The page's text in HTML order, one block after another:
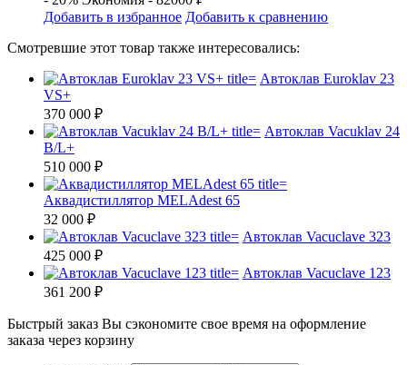
Добавить в избранное Добавить к сравнению
Смотревшие этот товар также интересовались:
Автоклав Euroklav 23
VS+
370 000 ₽
Автоклав Vacuklav 24
B/L+
510 000 ₽
Аквадистиллятор MELAdest 65
32 000 ₽
Автоклав Vacuclave 323
425 000 ₽
Автоклав Vacuclave 123
361 200 ₽
Быстрый заказ Вы сэкономите свое время на оформление
заказа через корзину